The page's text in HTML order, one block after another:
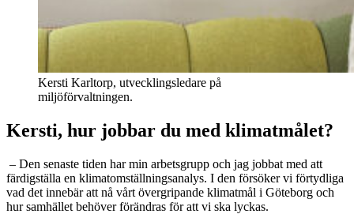
Kersti Karltorp, utvecklingsledare på
miljöförvaltningen.
Kersti, hur jobbar du med klimatmålet?
– Den senaste tiden har min arbetsgrupp och jag jobbat med att
färdigställa en klimatomställningsanalys. I den försöker vi förtydliga
vad det innebär att nå vårt övergripande klimatmål i Göteborg och
hur samhället behöver förändras för att vi ska lyckas.